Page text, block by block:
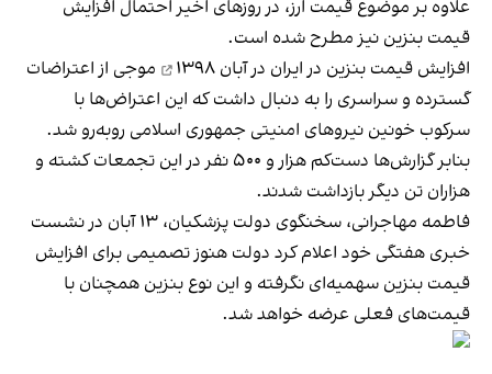
علاوه بر موضوع قیمت ارز، در روزهای اخیر احتمال افزایش
قیمت بنزین نیز مطرح شده است.
افزایش قیمت بنزین در ایران درآبان ۱۳۹۸
موجی از اعتراضات
گسترده و سراسری را به دنبال داشت که این اعتراض‌ها با
سرکوب خونین نیروهای امنیتی جمهوری اسلامی روبه‌رو شد.
بنابر گزارش‌ها دست‌کم هزار و ۵۰۰ نفر در این تجمعات کشته و
هزاران تن دیگر بازداشت شدند.
فاطمه مهاجرانی، سخنگوی دولت پزشکیان، ۱۳ آبان در نشست
خبری هفتگی خود اعلام کرد دولت هنوز تصمیمی برای افزایش
قیمت بنزین سهمیه‌ای نگرفته و این نوع بنزین همچنان با
قیمت‌های فعلی عرضه خواهد شد.